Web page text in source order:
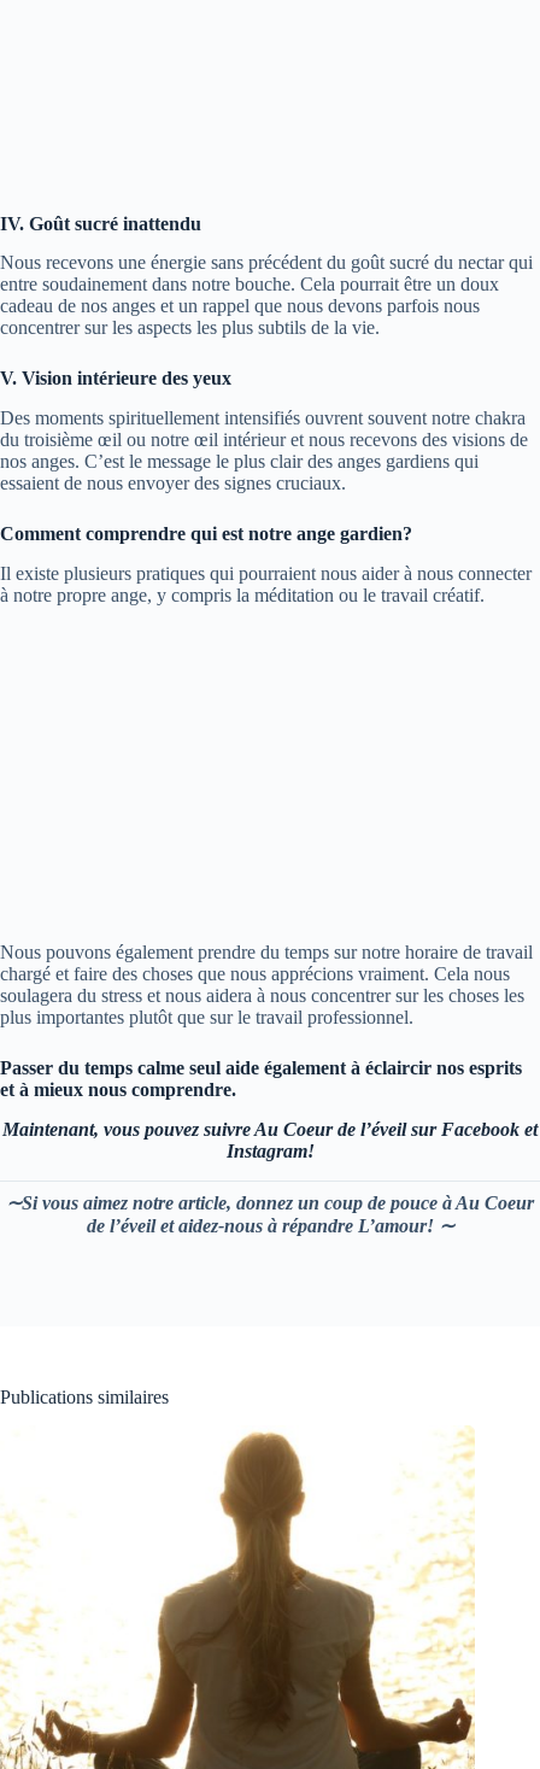
IV. Goût sucré inattendu
Nous recevons une énergie sans précédent du goût sucré du nectar qui
entre soudainement dans notre bouche. Cela pourrait être un doux
cadeau de nos anges et un rappel que nous devons parfois nous
concentrer sur les aspects les plus subtils de la vie.
V. Vision intérieure des yeux
Des moments spirituellement intensifiés ouvrent souvent notre chakra
du troisième œil ou notre œil intérieur et nous recevons des visions de
nos anges. C’est le message le plus clair des anges gardiens qui
essaient de nous envoyer des signes cruciaux.
Comment comprendre qui est notre ange gardien?
Il existe plusieurs pratiques qui pourraient nous aider à nous connecter
à notre propre ange, y compris la méditation ou le travail créatif.
Nous pouvons également prendre du temps sur notre horaire de travail
chargé et faire des choses que nous apprécions vraiment. Cela nous
soulagera du stress et nous aidera à nous concentrer sur les choses les
plus importantes plutôt que sur le travail professionnel.
Passer du temps calme seul aide également à éclaircir nos esprits
et à mieux nous comprendre.
Maintenant, vous pouvez suivre Au Coeur de l’éveil sur Facebook et
Instagram!
∼Si vous aimez notre article, donnez un coup de pouce à Au Coeur
de l’éveil et aidez-nous à répandre L’amour! ∼
Publications similaires